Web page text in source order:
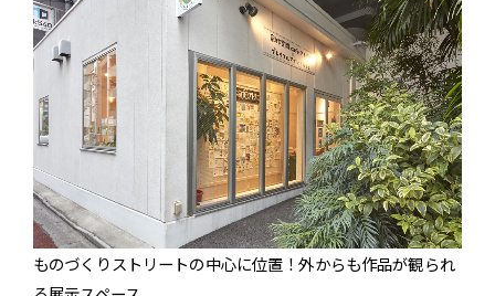
ものづくりストリートの中心に位置！外からも作品が観られ